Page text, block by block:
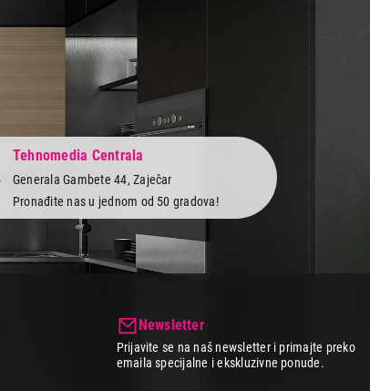
Tehnomedia Centrala
Generala Gambete 44, Zaječar
Pronađite nas u jednom od 50 gradova!
Newsletter
Prijavite se na naš newsletter i primajte preko
emaila specijalne i ekskluzivne ponude.